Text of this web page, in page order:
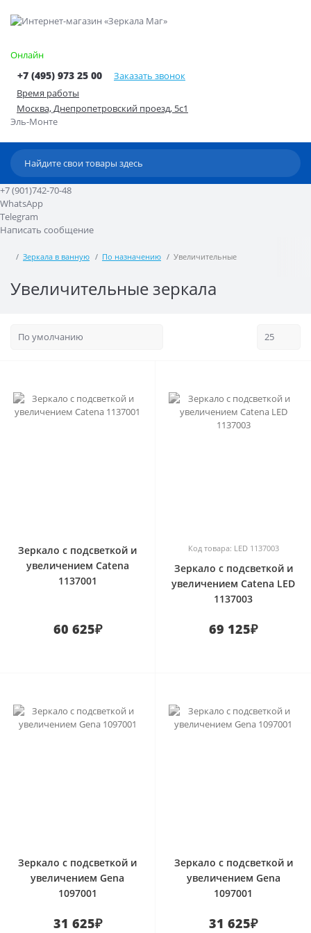
Онлайн
+7 (495) 973 25 00
Заказать звонок
Время работы
Москва, Днепропетровский проезд, 5с1
Эль-Монте
+7 (901)742-70-48
WhatsApp
Telegram
Написать сообщение
Зеркала в ванную По назначению Увеличительные
Увеличительные зеркала
Зеркало с подсветкой и
увеличением Catena
1137001
60 625₽
Код товара: LED 1137003
Зеркало с подсветкой и
увеличением Catena LED
1137003
69 125₽
Зеркало с подсветкой и
увеличением Gena
1097001
31 625₽
Зеркало с подсветкой и
увеличением Gena
1097001
31 625₽